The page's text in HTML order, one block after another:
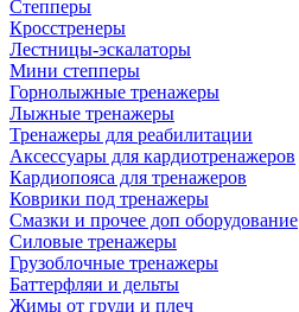
Степперы
Кросстренеры
Лестницы-эскалаторы
Мини степперы
Горнолыжные тренажеры
Лыжные тренажеры
Тренажеры для реабилитации
Аксессуары для кардиотренажеров
Кардиопояса для тренажеров
Коврики под тренажеры
Смазки и прочее доп оборудование
Силовые тренажеры
Грузоблочные тренажеры
Баттерфляи и дельты
Жимы от груди и плеч